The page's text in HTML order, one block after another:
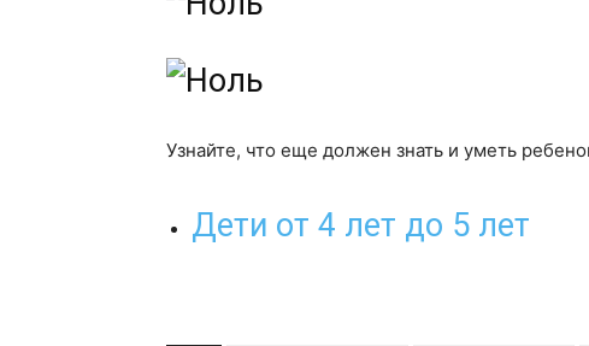
Узнайте, что еще должен знать и уметь
Дети от 4 лет до 5 лет